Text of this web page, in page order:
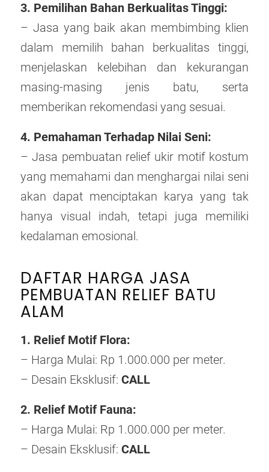
3. Pemilihan Bahan Berkualitas Tinggi:
– Jasa yang baik akan membimbing klien
dalam memilih bahan berkualitas tinggi,
menjelaskan kelebihan dan kekurangan
masing-masing jenis batu, serta
memberikan rekomendasi yang sesuai.
4. Pemahaman Terhadap Nilai Seni:
– Jasa pembuatan relief ukir motif kostum
yang memahami dan menghargai nilai seni
akan dapat menciptakan karya yang tak
hanya visual indah, tetapi juga memiliki
kedalaman emosional.
DAFTAR HARGA JASA
PEMBUATAN RELIEF BATU
ALAM
1. Relief Motif Flora:
– Harga Mulai: Rp 1.000.000 per meter.
– Desain Eksklusif: CALL
2. Relief Motif Fauna:
– Harga Mulai: Rp 1.000.000 per meter.
– Desain Eksklusif: CALL